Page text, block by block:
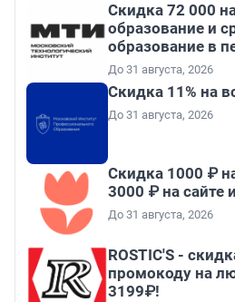
Скидка 72 000
образование и
образование в
До 31 августа, 2026
Скидка 11% на
До 31 августа, 2026
Скидка 1000 ₽
3000 ₽ на сайте
До 31 августа, 2026
ROSTIC'S -
промокоду на
3199₽!